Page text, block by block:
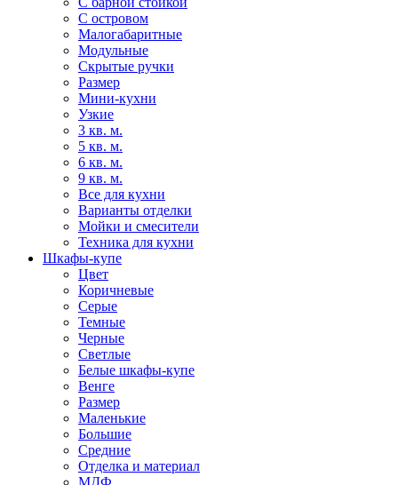
С островом
Малогабаритные
Модульные
Скрытые ручки
Размер
Мини-кухни
Узкие
3 кв. м.
5 кв. м.
6 кв. м.
9 кв. м.
Все для кухни
Варианты отделки
Мойки и смесители
Техника для кухни
Шкафы-купе
Цвет
Коричневые
Серые
Темные
Черные
Светлые
Белые шкафы-купе
Венге
Размер
Маленькие
Большие
Средние
Отделка и материал
МДФ